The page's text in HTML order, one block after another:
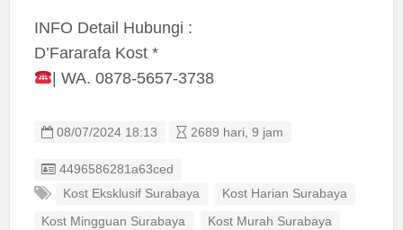
INFO Detail Hubungi :
D’Fararafa Kost *
| WA. 0878-5657-3738
08/07/2024 18:13 2689 hari, 9 jam
Listing ID
4496586281a63ced
Kost Eksklusif Surabaya
Kost Harian Surabaya
Kost Mingguan Surabaya Kost Murah Surabaya